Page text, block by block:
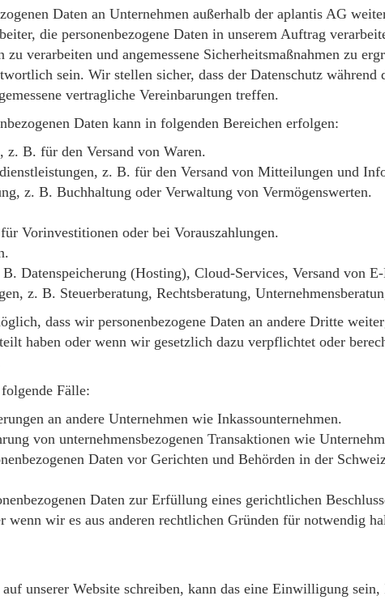
Daten an Unternehmen außerhalb der aplantis AG
die personenbezogene Daten in unserem Auftrag
zu verarbeiten und angemessene Sicherheitsmaßnahmen zu
sein. Wir stellen sicher, dass der Datenschutz
vertragliche Vereinbarungen treffen.
Daten kann in folgenden Bereichen erfolgen:
B. für den Versand von Waren.
z. B. für den Versand von Mitteilungen und
z. B. Buchhaltung oder Verwaltung von Vermögenswerten.
Vorinvestitionen oder bei Vorauszahlungen.
Datenspeicherung (Hosting), Cloud-Services, Versand von
z. B. Steuerberatung, Rechtsberatung,
dass wir personenbezogene Daten an andere Dritte
haben oder wenn wir gesetzlich dazu verpflichtet oder
Fälle:
an andere Unternehmen wie Inkassounternehmen.
von unternehmensbezogenen Transaktionen wie
Daten vor Gerichten und Behörden in der
Daten zur Erfüllung eines gerichtlichen
wenn wir es aus anderen rechtlichen Gründen für notwendig
unserer Website schreiben, kann das eine Einwilligung